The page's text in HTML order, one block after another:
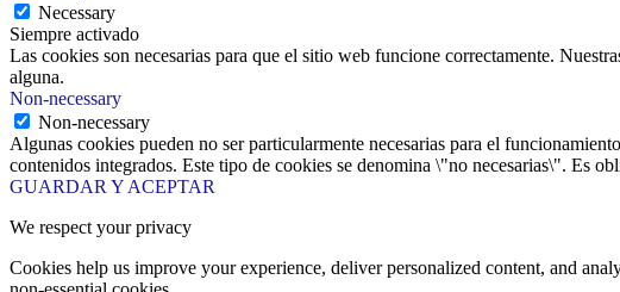
Necessary
Siempre activado
Las cookies son necesarias para que el sitio web funcione correctamente.
alguna.
Non-necessary
Non-necessary
Algunas cookies pueden no ser particularmente necesarias para el
contenidos integrados. Este tipo de cookies se denomina \"no necesarias\". Es
GUARDAR Y ACEPTAR
We respect your privacy
Cookies help us improve your experience, deliver personalized content, and